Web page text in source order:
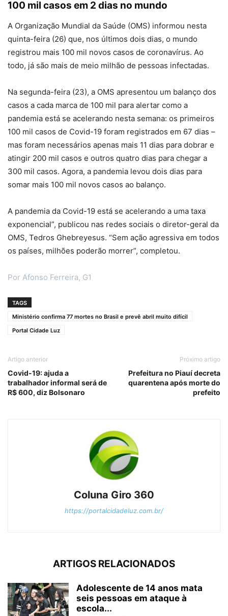
100 mil casos em 2 dias no mundo
A Organização Mundial da Saúde (OMS) informou nesta
quinta-feira (26) que, nos últimos dois dias, o mundo
registrou mais 100 mil novos casos de coronavírus. Ao
todo, já são mais de meio milhão de pessoas infectadas.
Na segunda-feira (23), a OMS apresentou um balanço dos
casos a cada marca de 100 mil para alertar como a
pandemia está se acelerando nesta semana: os primeiros
100 mil casos de Covid-19 foram registrados em 67 dias –
mas foram necessários apenas mais 11 dias para dobrar e
atingir 200 mil casos e outros quatro dias para chegar a
300 mil casos. Agora, a pandemia levou dois dias para
somar mais 100 mil novos casos ao balanço.
A pandemia da Covid-19 está se acelerando a uma taxa
exponencial”, publicou nas redes sociais o diretor-geral da
OMS, Tedros Ghebreyesus. “Sem ação agressiva em todos
os países, milhões poderão morrer”, completou.
Por Afonso Ferreira, G1
TAGS
Ministério confirma 77 mortes no Brasil e prevê abril muito difícil
Portal Cidade Luz
Artigo anterior
Covid-19: ajuda a
trabalhador informal será de
R$ 600, diz Bolsonaro
Próximo artigo
Prefeitura no Piauí decreta
quarentena após morte do
prefeito
Coluna Giro 360
https://portalcidadeluz.com.br/
ARTIGOS RELACIONADOS
Adolescente de 14 anos mata
seis pessoas em ataque à
escola...